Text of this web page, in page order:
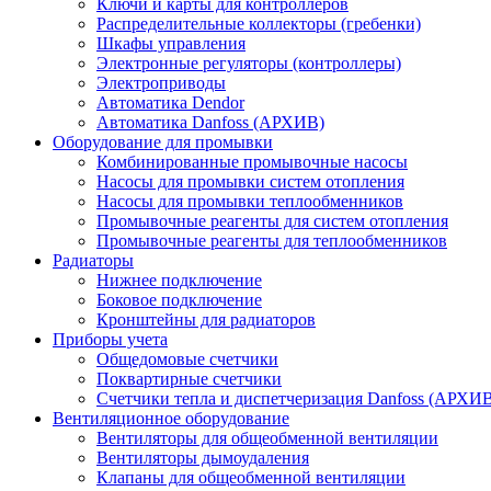
Ключи и карты для контроллеров
Распределительные коллекторы (гребенки)
Шкафы управления
Электронные регуляторы (контроллеры)
Электроприводы
Автоматика Dendor
Автоматика Danfoss (АРХИВ)
Оборудование для промывки
Комбинированные промывочные насосы
Насосы для промывки систем отопления
Насосы для промывки теплообменников
Промывочные реагенты для систем отопления
Промывочные реагенты для теплообменников
Радиаторы
Нижнее подключение
Боковое подключение
Кронштейны для радиаторов
Приборы учета
Общедомовые счетчики
Поквартирные счетчики
Счетчики тепла и диспетчеризация Danfoss
Вентиляционное оборудование
Вентиляторы для общеобменной вентиляции
Вентиляторы дымоудаления
Клапаны для общеобменной вентиляции